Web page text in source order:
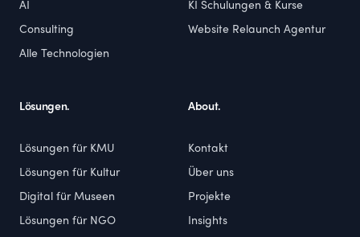
AI
Consulting
Alle Technologien
KI Schulungen & Kurse
Website Relaunch Agentur
Lösungen.
Lösungen für KMU
Lösungen für Kultur
Digital für Museen
Lösungen für NGO
About.
Kontakt
Über uns
Projekte
Insights